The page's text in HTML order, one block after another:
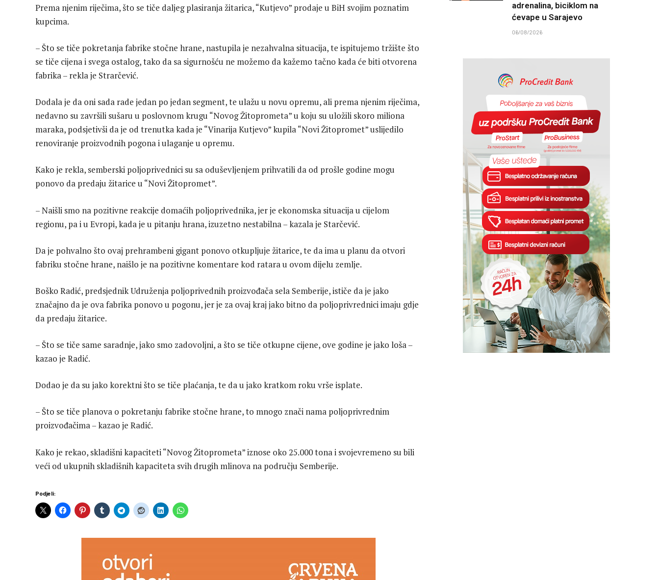
Prema njenim riječima, što se tiče daljeg plasiranja žitarica, “Kutjevo” prodaje u BiH svojim poznatim
kupcima.
– Što se tiče pokretanja fabrike stočne hrane, nastupila je nezahvalna situacija, te ispitujemo tržište što
se tiče cijena i svega ostalog, tako da sa sigurnošću ne možemo da kažemo tačno kada će biti otvorena
fabrika – rekla je Strarčević.
Dodala je da oni sada rade jedan po jedan segment, te ulažu u novu opremu, ali prema njenim riječima,
nedavno su završili sušaru u poslovnom krugu “Novog Žitoprometa” u koju su uložili skoro miliona
maraka, podsjetivši da je od trenutka kada je “Vinarija Kutjevo” kupila “Novi Žitopromet” uslijedilo
renoviranje proizvodnih pogona i ulaganje u opremu.
Kako je rekla, semberski poljoprivednici su sa oduševljenjem prihvatili da od prošle godine mogu
ponovo da predaju žitarice u “Novi Žitopromet”.
– Naišli smo na pozitivne reakcije domaćih poljoprivednika, jer je ekonomska situacija u cijelom
regionu, pa i u Evropi, kada je u pitanju hrana, izuzetno nestabilna – kazala je Starčević.
Da je pohvalno što ovaj prehrambeni gigant ponovo otkupljuje žitarice, te da ima u planu da otvori
fabriku stočne hrane, naišlo je na pozitivne komentare kod ratara u ovom dijelu zemlje.
Boško Radić, predsjednik Udruženja poljoprivednih proizvođača sela Semberije, ističe da je jako
značajno da je ova fabrika ponovo u pogonu, jer je za ovaj kraj jako bitno da poljoprivrednici imaju gdje
da predaju žitarice.
– Što se tiče same saradnje, jako smo zadovoljni, a što se tiče otkupne cijene, ove godine je jako loša –
kazao je Radić.
Dodao je da su jako korektni što se tiče plaćanja, te da u jako kratkom roku vrše isplate.
– Što se tiče planova o pokretanju fabrike stočne hrane, to mnogo znači nama poljoprivrednim
proizvođačima – kazao je Radić.
Kako je rekao, skladišni kapaciteti “Novog Žitoprometa” iznose oko 25.000 tona i svojevremeno su bili
veći od ukupnih skladišnih kapaciteta svih drugih mlinova na području Semberije.
Podjeli:
adrenalina, biciklom na
ćevape u Sarajevo
06/08/2026